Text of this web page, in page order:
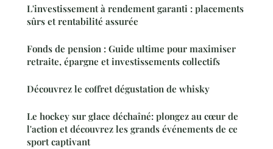
L'investissement à rendement garanti : placements
sûrs et rentabilité assurée
Fonds de pension : Guide ultime pour maximiser
retraite, épargne et investissements collectifs
Découvrez le coffret dégustation de whisky
Le hockey sur glace déchaîné: plongez au cœur de
l'action et découvrez les grands événements de ce
sport captivant